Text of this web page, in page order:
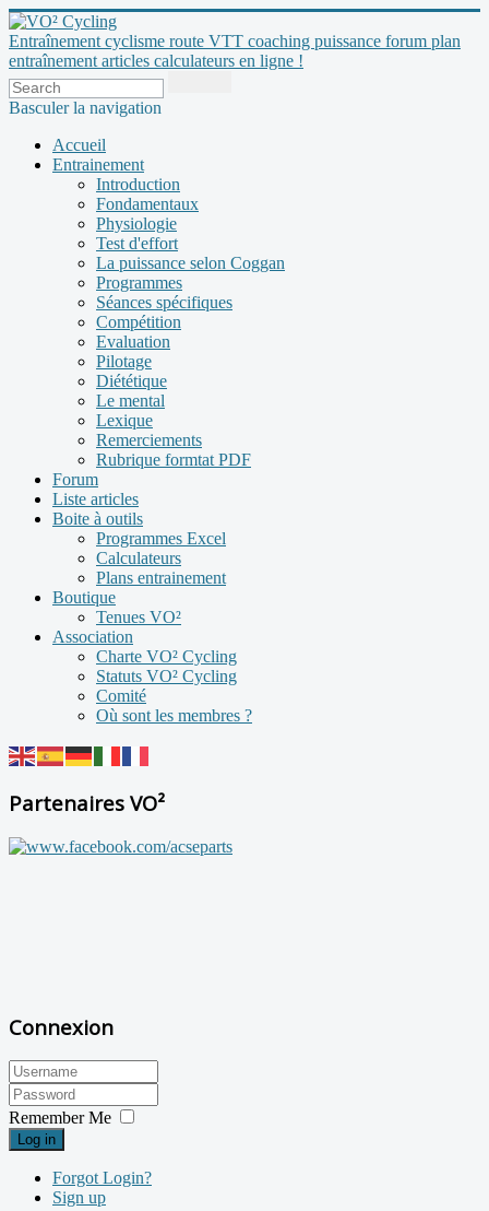
Entraînement cyclisme route VTT coaching puissance forum plan
entraînement articles calculateurs en ligne !
Basculer la navigation
Accueil
Entrainement
Introduction
Fondamentaux
Physiologie
Test d'effort
La puissance selon Coggan
Programmes
Séances spécifiques
Compétition
Evaluation
Pilotage
Diététique
Le mental
Lexique
Remerciements
Rubrique formtat PDF
Forum
Liste articles
Boite à outils
Programmes Excel
Calculateurs
Plans entrainement
Boutique
Tenues VO²
Association
Charte VO² Cycling
Statuts VO² Cycling
Comité
Où sont les membres ?
Partenaires VO²
Connexion
Remember Me
Log in
Forgot Login?
Sign up